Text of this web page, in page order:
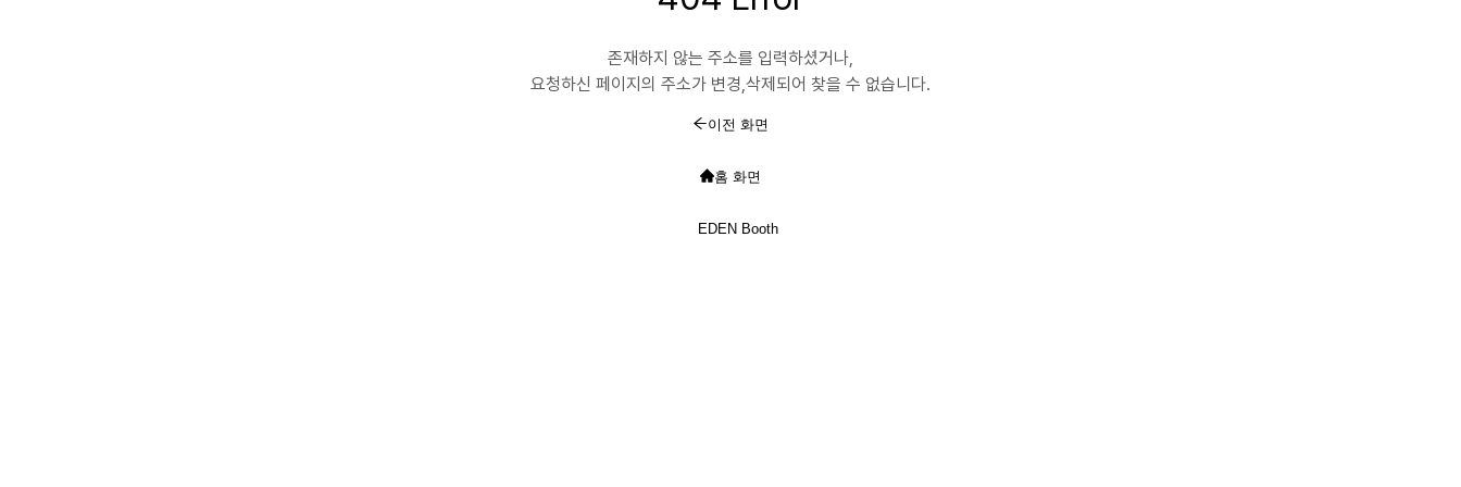
존재하지 않는 주소를 입력하셨거나,
요청하신 페이지의 주소가 변경,삭제되어 찾을 수 없습니다.
이전 화면
홈 화면
EDEN Booth